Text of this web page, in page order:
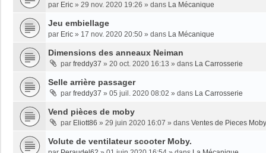
par Eric » 29 nov. 2020 19:26 » dans La Mécanique
Jeu embiellage
par Eric » 17 nov. 2020 20:50 » dans La Mécanique
Dimensions des anneaux Neiman
par freddy37 » 20 oct. 2020 16:13 » dans La Carrosserie
Selle arrière passager
par freddy37 » 05 juil. 2020 08:02 » dans La Carrosserie
Vend pièces de moby
par Eliott86 » 29 juin 2020 16:07 » dans Ventes de Pieces Moby
Volute de ventilateur scooter Moby.